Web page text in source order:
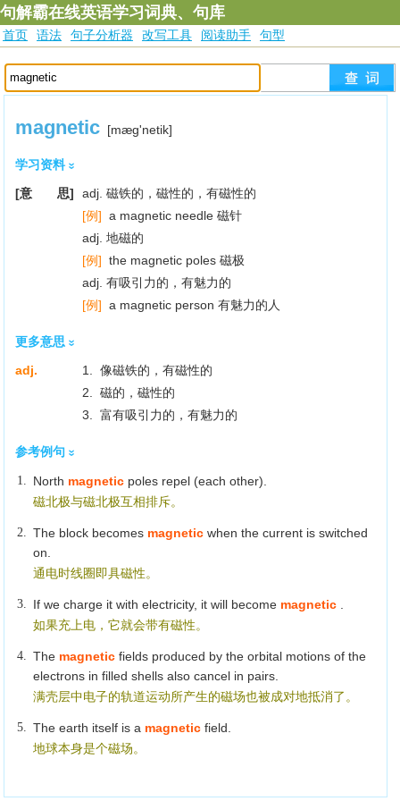
句解霸在线英语学习词典、句库
首页 语法 句子分析器 改写工具 阅读助手 句型
magnetic [mæg'netik]
学习资料
[意 思]
adj. 磁铁的，磁性的，有磁性的
[例] a magnetic needle 磁针
adj. 地磁的
[例] the magnetic poles 磁极
adj. 有吸引力的，有魅力的
[例] a magnetic person 有魅力的人
更多意思
adj.
1. 像磁铁的，有磁性的
2. 磁的，磁性的
3. 富有吸引力的，有魅力的
参考例句
1. North magnetic poles repel (each other).
磁北极与磁北极互相排斥。
2. The block becomes magneticwhen the current is switched
on.
通电时线圈即具磁性。
3. If we charge it with electricity, it will become magnetic
如果充上电，它就会带有磁性。
4. The magneticfields produced by the orbital motions of the
electrons in filled shells also cancel in pairs.
满壳层中电子的轨道运动所产生的磁场也被成对地抵消了。
5. The earth itself is a magneticfield.
地球本身是个磁场。